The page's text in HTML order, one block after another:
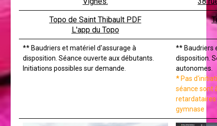
Topo de Saint Thibault PDF
L'app du Topo
** Baudriers et matériel d'assurage à
disposition. Séance ouverte aux débutants.
Initiations possibles sur demande.
** Baudriers
disposition.
autonomes.
* Pas
séance sont
retardataires
gymnase